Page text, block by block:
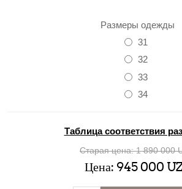
Размеры одежды
31
32
33
34
Таблица соответствия
Старая цена: 1 890 000
Цена: 945 000